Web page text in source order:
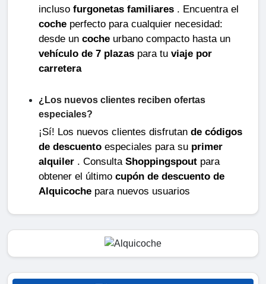
incluso furgonetas familiares . Encuentra el
coche perfecto para cualquier necesidad:
desde un coche urbano compacto hasta un
vehículo de 7 plazas para tu viaje por
carretera
¿Los nuevos clientes reciben ofertas
especiales?
¡Sí! Los nuevos clientes disfrutan de códigos
de descuento especiales para su primer
alquiler . Consulta Shoppingspout para
obtener el último cupón de descuento de
Alquicoche para nuevos usuarios